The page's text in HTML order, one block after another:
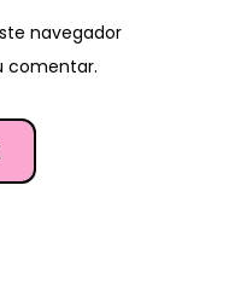
navegador
comentar.